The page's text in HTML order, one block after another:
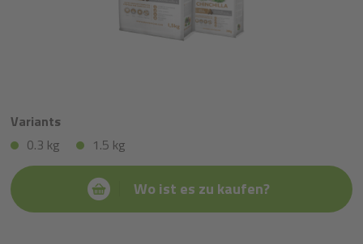
Variants
0.3 kg
1.5 kg
Wo ist es zu kaufen?